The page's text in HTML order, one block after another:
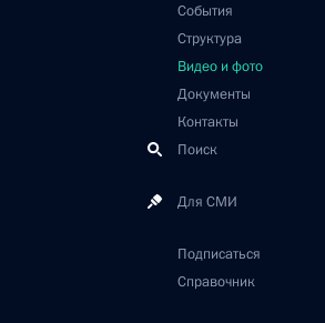
События
Структура
Видео и фото
Документы
Контакты
Поиск
Для СМИ
Подписаться
Справочник